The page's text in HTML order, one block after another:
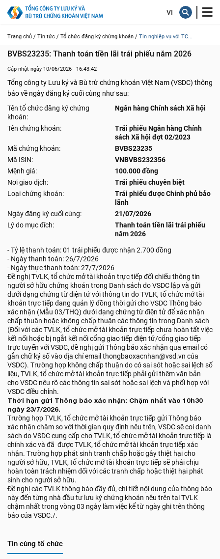
Trang chủ / Tin tức / Tổ chức đăng ký chứng khoán / Tin nghiệp vụ với TC...
BVBS23235: Thanh toán tiền lãi trái phiếu năm 2026
Cập nhật ngày 10/06/2026 - 16:43:42
Tổng công ty Lưu ký và Bù trừ chứng khoán Việt Nam (VSDC) thông
báo về ngày đăng ký cuối cùng như sau:
Tên tổ chức đăng ký chứng
khoán:
Ngân hàng Chính sách Xã hội
Tên chứng khoán:
Trái phiếu Ngân hàng Chính
sách Xã hội đợt 02/2023
Mã chứng khoán:
BVBS23235
Mã ISIN:
VNBVBS232356
Mệnh giá:
100.000 đồng
Nơi giao dịch:
Trái phiếu chuyên biệt
Loại chứng khoán:
Trái phiếu được Chính phủ bảo
lãnh
Ngày đăng ký cuối cùng:
21/07/2026
Lý do mục đích:
Thanh toán tiền lãi trái phiếu
năm 2026
- Tỷ lệ thanh toán: 01 trái phiếu được nhận 2.700 đồng
- Ngày thanh toán: 26/7/2026
- Ngày thực thanh toán: 27/7/2026
Đề nghị TVLK, tổ chức mở tài khoản trực tiếp đối chiếu thông tin
người sở hữu chứng khoán trong Danh sách do VSDC lập và gửi
dưới dạng chứng từ điện tử với thông tin do TVLK, tổ chức mở tài
khoản trực tiếp đang quản lý đồng thời gửi cho VSDC Thông báo
xác nhận (Mẫu 03/THQ) dưới dạng chứng từ điện tử để xác nhận
chấp thuận hoặc không chấp thuận các thông tin trong Danh sách
(Đối với các TVLK, tổ chức mở tài khoản trực tiếp chưa hoàn tất việc
kết nối hoặc bị ngắt kết nối cổng giao tiếp điện tử/cổng giao tiếp
trực tuyến với VSDC, đề nghị gửi Thông báo xác nhận qua email có
gắn chữ ký số vào địa chỉ email thongbaoxacnhan@vsd.vn của
VSDC). Trường hợp không chấp thuận do có sai sót hoặc sai lệch số
liệu, TVLK, tổ chức mở tài khoản trực tiếp phải gửi thêm văn bản
cho VSDC nêu rõ các thông tin sai sót hoặc sai lệch và phối hợp với
VSDC điều chỉnh.
Thời hạn gửi Thông báo xác nhận: Chậm nhất vào 10h30
ngày 23/7/2026.
Trường hợp TVLK, tổ chức mở tài khoản trực tiếp gửi Thông báo
xác nhận chậm so với thời gian quy định nêu trên, VSDC sẽ coi danh
sách do VSDC cung cấp cho TVLK, tổ chức mở tài khoản trực tiếp là
chính xác và đã được TVLK, tổ chức mở tài khoản trực tiếp xác
nhận. Trường hợp phát sinh tranh chấp hoặc gây thiệt hại cho
người sở hữu, TVLK, tổ chức mở tài khoản trực tiếp sẽ phải chịu
hoàn toàn trách nhiệm đối với các tranh chấp hoặc thiệt hại phát
sinh cho người sở hữu.
Đề nghị các TVLK thông báo đầy đủ, chi tiết nội dung của thông báo
này đến từng nhà đầu tư lưu ký chứng khoán nêu trên tại TVLK
chậm nhất trong vòng 03 ngày làm việc kể từ ngày ghi trên thông
báo của VSDC./.
Tin cùng tổ chức